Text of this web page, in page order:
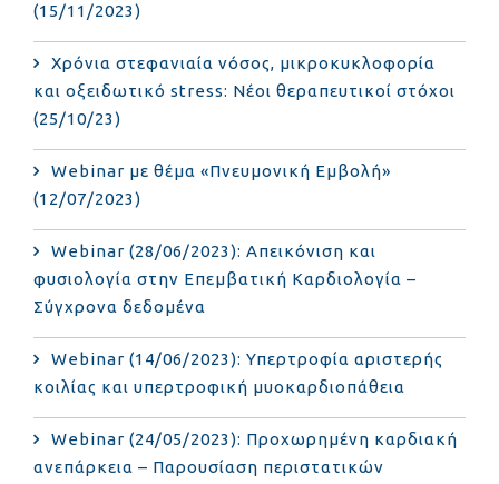
(15/11/2023)
Χρόνια στεφανιαία νόσος, μικροκυκλοφορία
και οξειδωτικό stress: Νέοι θεραπευτικοί στόχοι
(25/10/23)
Webinar με θέμα «Πνευμονική Εμβολή»
(12/07/2023)
Webinar (28/06/2023): Απεικόνιση και
φυσιολογία στην Επεμβατική Καρδιολογία –
Σύγχρονα δεδομένα
Webinar (14/06/2023): Υπερτροφία αριστερής
κοιλίας και υπερτροφική μυοκαρδιοπάθεια
Webinar (24/05/2023): Προχωρημένη καρδιακή
ανεπάρκεια – Παρουσίαση περιστατικών